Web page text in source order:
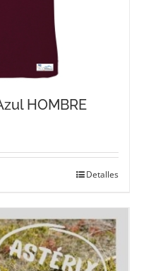
HOMBRE
Detalles